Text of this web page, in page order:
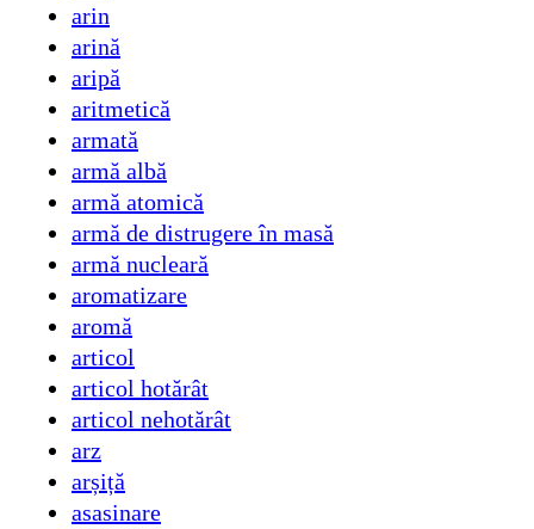
arin
arină
aripă
aritmetică
armată
armă albă
armă atomică
armă de distrugere în masă
armă nucleară
aromatizare
aromă
articol
articol hotărât
articol nehotărât
arz
arșiță
asasinare